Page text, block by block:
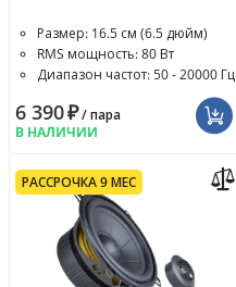
Размер: 16.5 см (6.5 дюйм)
RMS мощность: 80 Вт
Диапазон частот: 50 - 20000 Гц
6 390₽/ пара
В НАЛИЧИИ
РАССРОЧКА 9 МЕС